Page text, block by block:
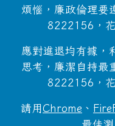
煩惱，廉政倫理要
8222156，
應對進退均有據，
思考，廉潔自持最
8222156，
請用 Chrome 、
最佳